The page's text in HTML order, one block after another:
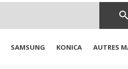
search
SAMSUNG KONICA AUTRES